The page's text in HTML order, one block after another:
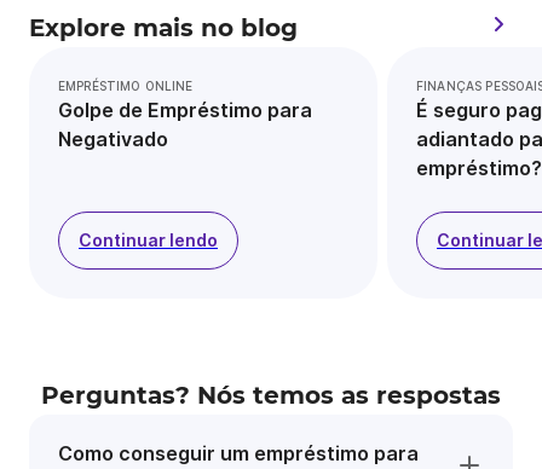
Explore mais no blog
EMPRÉSTIMO ONLINE
Golpe de Empréstimo para
Negativado
Continuar lendo
FINANÇAS
É seguro
adiantado
empréstimo?
Continuar
Perguntas? Nós temos as respostas
Como conseguir um empréstimo para